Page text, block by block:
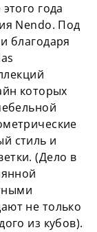
года
Nendo. Под
благодаря
которых
стиль и
(Дело в
не только
из кубов).